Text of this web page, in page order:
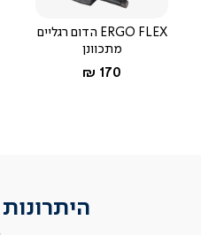
ERGO FLEX הדום רגליים
מתכוונן
החל מ-
170 ₪